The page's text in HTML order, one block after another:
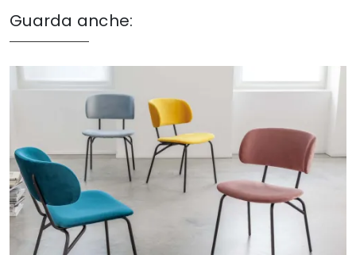
Guarda anche: